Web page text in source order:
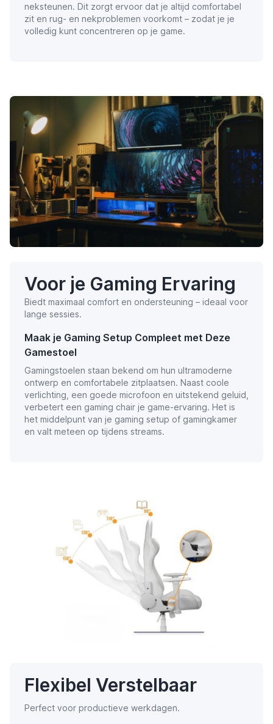
neksteunen. Dit zorgt ervoor dat je altijd comfortabel
zit en rug- en nekproblemen voorkomt – zodat je je
volledig kunt concentreren op je game.
Voor je Gaming Ervaring
Biedt maximaal comfort en ondersteuning – ideaal voor
lange sessies.
Maak je Gaming Setup Compleet met Deze
Gamestoel
Gamingstoelen staan bekend om hun ultramoderne
ontwerp en comfortabele zitplaatsen. Naast coole
verlichting, een goede microfoon en uitstekend geluid,
verbetert een gaming chair je game-ervaring. Het is
het middelpunt van je gaming setup of gamingkamer
en valt meteen op tijdens streams.
Flexibel Verstelbaar
Perfect voor productieve werkdagen.